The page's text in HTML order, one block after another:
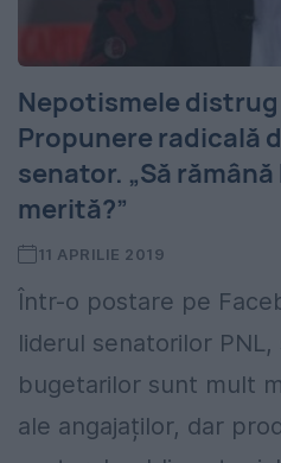
Nepotismele
Propunere radicală
senator. „Să rămână
merită?”
11 APRILIE 2019
Într-o postare pe
liderul senatorilor
bugetarilor sunt mult
ale angajaților, dar